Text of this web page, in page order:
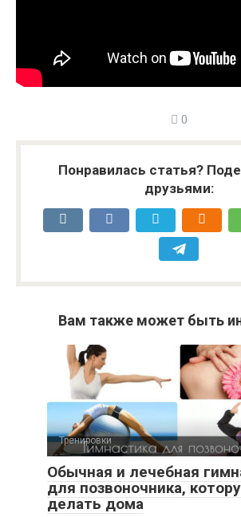
0
Понравилась статья?
друзьями:
Вам также может быть
Тренировки
Обычная и лечебная
для позвоночника,
делать дома